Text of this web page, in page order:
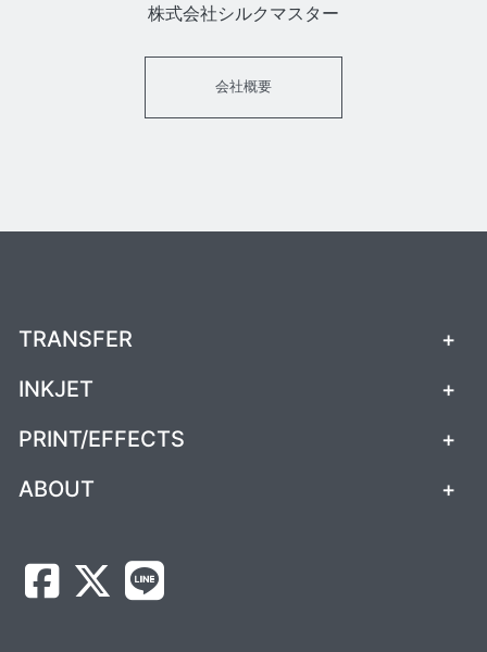
株式会社シルクマスター
会社概要
TRANSFER
+
INKJET
+
PRINT/EFFECTS
+
ABOUT
+